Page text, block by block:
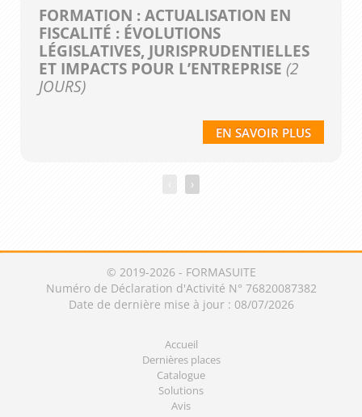
FORMATION : ACTUALISATION EN
FISCALITÉ : ÉVOLUTIONS
LÉGISLATIVES, JURISPRUDENTIELLES
ET IMPACTS POUR L’ENTREPRISE (2
JOURS)
EN SAVOIR PLUS
›
© 2019-2026 - FORMASUITE
Numéro de Déclaration d'Activité N° 76820087382
Date de dernière mise à jour : 08/07/2026
Accueil
Dernières places
Catalogue
Solutions
Avis